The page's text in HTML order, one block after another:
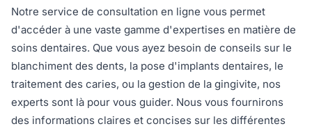
Notre service de consultation en ligne vous permet
d'accéder à une vaste gamme d'expertises en matière de
soins dentaires. Que vous ayez besoin de conseils sur le
blanchiment des dents, la pose d'implants dentaires, le
traitement des caries, ou la gestion de la gingivite, nos
experts sont là pour vous guider. Nous vous fournirons
des informations claires et concises sur les différentes